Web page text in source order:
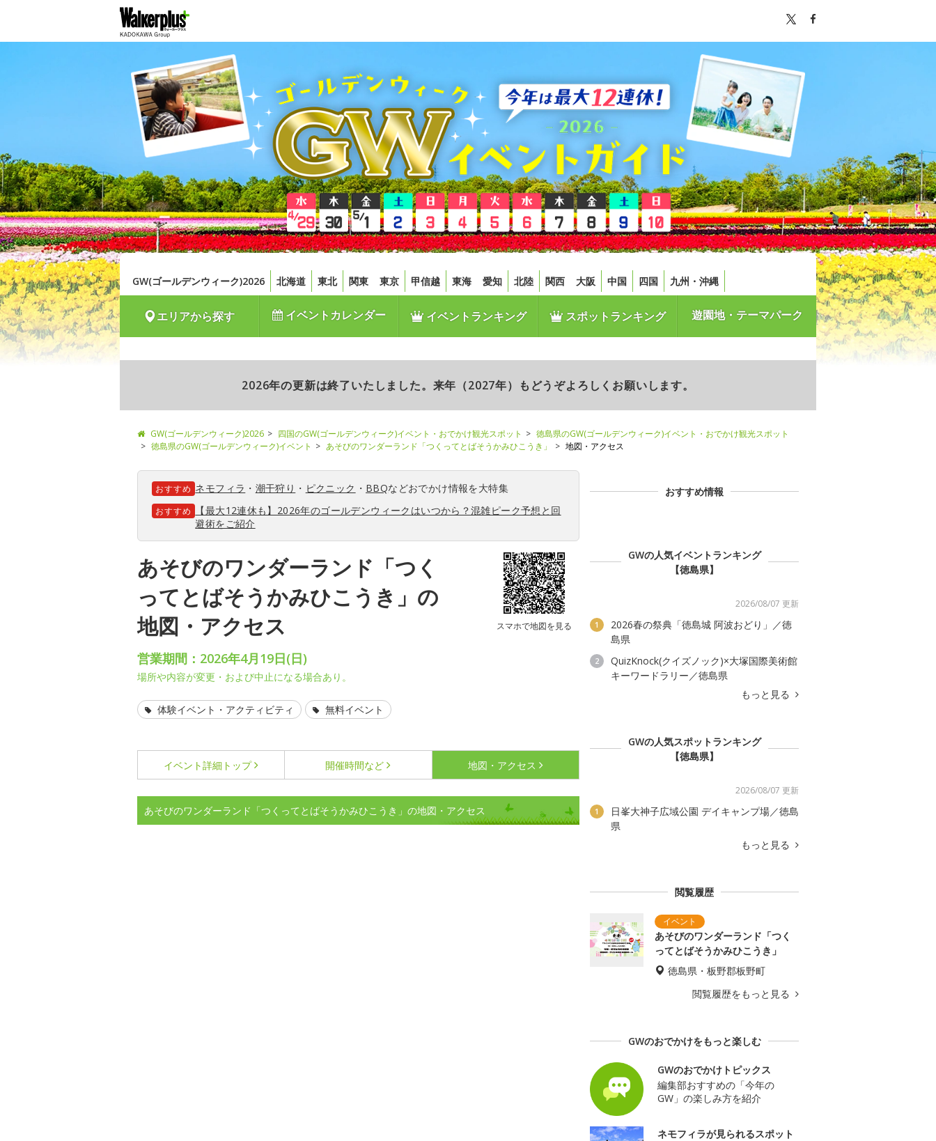
GW(ゴールデンウィーク)2026 北海道 東北 関東 東京 甲信越 東海 愛知 北陸 関西 大阪 中国 四国 九州・沖縄
エリアから探す イベントカレンダー イベントランキング スポットランキング 遊園地・テーマパーク
2026年の更新は終了いたしました。来年（2027年）もどうぞよろしくお願いします。
GW(ゴールデンウィーク)2026 四国のGW(ゴールデンウィーク)イベント・おでかけ観光スポット
徳島県のGW(ゴールデンウィーク)イベント・おでかけ観光スポット
徳島県のGW(ゴールデンウィーク)イベント
あそびのワンダーランド「つくってとばそうかみひこうき」 地図・アクセス
おすすめ ネモフィラ ・ 潮干狩り ・ ピクニック ・ BBQなどおでかけ情報を大特集
おすすめ
【最大12連休も】2026年のゴールデンウィークはいつから？混雑ピーク予想と回
避術をご紹介
あそびのワンダーランド「つく
ってとばそうかみひこうき」の
地図・アクセス
スマホで地図を見る
営業期間：2026年4月19日(日)
場所や内容が変更・および中止になる場合あり。
体験イベント・アクティビティ 無料イベント
イベント詳細 トップ 開催時間など 地図・アクセス
あそびのワンダーランド「つくってとばそうかみひこうき」の地図・アクセス
おすすめ情報
GWの人気イベントランキング
【徳島県】
2026/08/07 更新
1
2026春の祭典「徳島城 阿波おどり」／徳
島県
2
QuizKnock(クイズノック)×大塚国際美術館
キーワードラリー／徳島県
もっと見る
GWの人気スポットランキング
【徳島県】
2026/08/07 更新
1
日峯大神子広域公園 デイキャンプ場／徳島
県
もっと見る
閲覧履歴
あそびのワンダーランド「つく
ってとばそうかみひこうき」
徳島県・板野郡板野町
閲覧履歴をもっと見る
GWのおでかけをもっと楽しむ
GWのおでかけトピックス
編集部おすすめの「今年の
GW」の楽しみ方を紹介
ネモフィラが見られるスポット